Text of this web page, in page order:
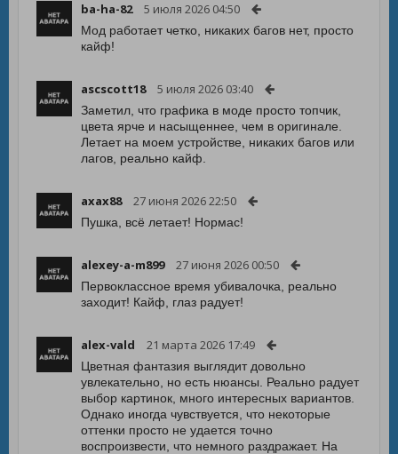
ba-ha-82 5 июля 2026 04:50
Мод работает четко, никаких багов нет, просто
кайф!
ascscott18 5 июля 2026 03:40
Заметил, что графика в моде просто топчик,
цвета ярче и насыщеннее, чем в оригинале.
Летает на моем устройстве, никаких багов или
лагов, реально кайф.
axax88 27 июня 2026 22:50
Пушка, всё летает! Нормас!
alexey-a-m899 27 июня 2026 00:50
Первоклассное время убивалочка, реально
заходит! Кайф, глаз радует!
alex-vald 21 марта 2026 17:49
Цветная фантазия выглядит довольно
увлекательно, но есть нюансы. Реально радует
выбор картинок, много интересных вариантов.
Однако иногда чувствуется, что некоторые
оттенки просто не удается точно
воспроизвести, что немного раздражает. На